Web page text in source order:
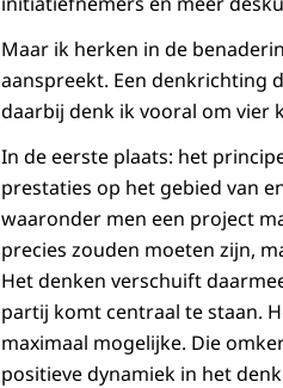
Maar ik herken in de
aanspreekt. Een denkrichting
daarbij denk ik vooral om vier
In de eerste plaats: het
prestaties op het gebied van
waaronder men een project
precies zouden moeten zijn,
Het denken verschuift
partij komt centraal te staan.
maximaal mogelijke. Die
positieve dynamiek in het